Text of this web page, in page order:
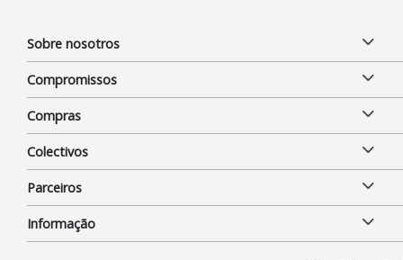
Sobre nosotros
Compromissos
Compras
Colectivos
Parceiros
Informação